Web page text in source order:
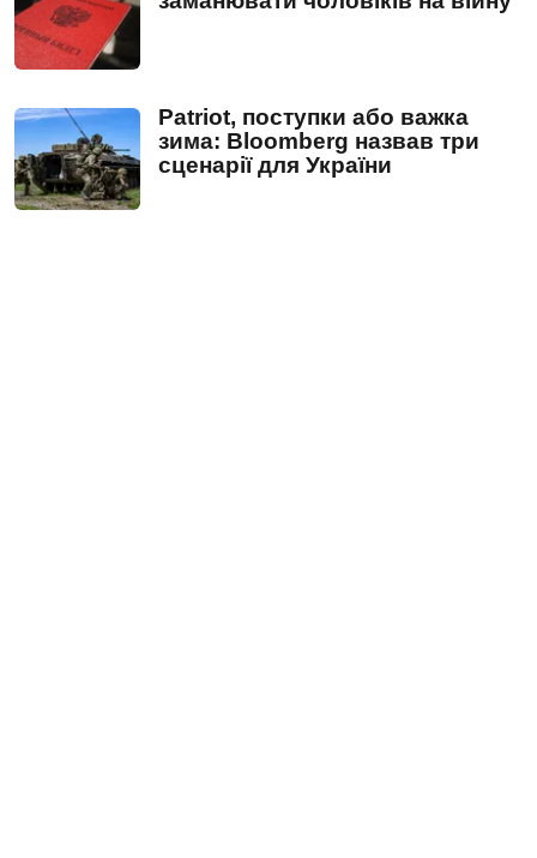
Patriot, поступки або важка
зима: Bloomberg назвав три
сценарії для України